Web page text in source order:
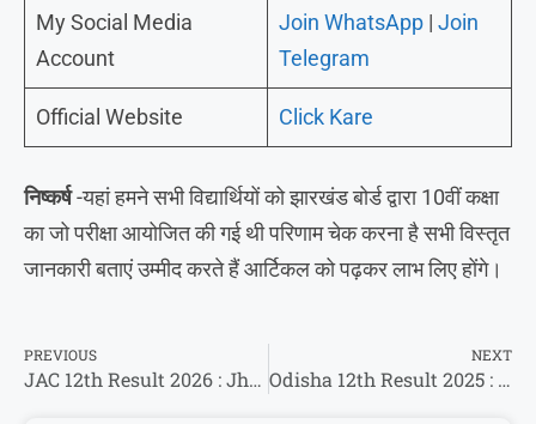
My Social Media
Account
Join WhatsApp | Join
Telegram
Official Website Click Kare
निष्कर्ष-यहां हमने सभी विद्यार्थियों को झारखंड बोर्ड द्वारा 10वीं कक्षा
का जो परीक्षा आयोजित की गई थी परिणाम चेक करना है सभी विस्तृत
जानकारी बताएं उम्मीद करते हैं आर्टिकल को पढ़कर लाभ लिए होंगे।
PREVIOUS
JAC 12th Result 2026 : Jharkhand Board 12th Result 2026 @jacresults.com
NEXT
Odisha 12th Result 2025 : How To Check CHSE Odisha Inter Result 2025 @orissaresults.nic.in